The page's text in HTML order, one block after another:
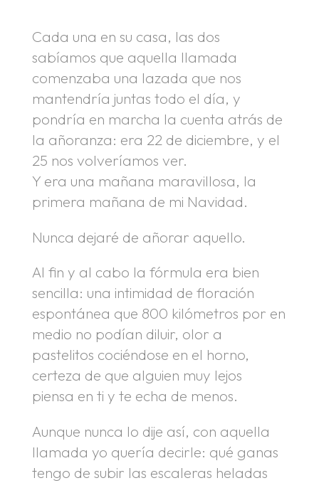
Cada una en su casa, las dos
sabíamos que aquella llamada
comenzaba una lazada que nos
mantendría juntas todo el día, y
pondría en marcha la cuenta atrás de
la añoranza: era 22 de diciembre, y el
25 nos volveríamos ver.
Y era una mañana maravillosa, la
primera mañana de mi Navidad.
Nunca dejaré de añorar aquello.
Al fin y al cabo la fórmula era bien
sencilla: una intimidad de floración
espontánea que 800 kilómetros por en
medio no podían diluir, olor a
pastelitos cociéndose en el horno,
certeza de que alguien muy lejos
piensa en ti y te echa de menos.
Aunque nunca lo dije así, con aquella
llamada yo quería decirle: qué ganas
tengo de subir las escaleras heladas